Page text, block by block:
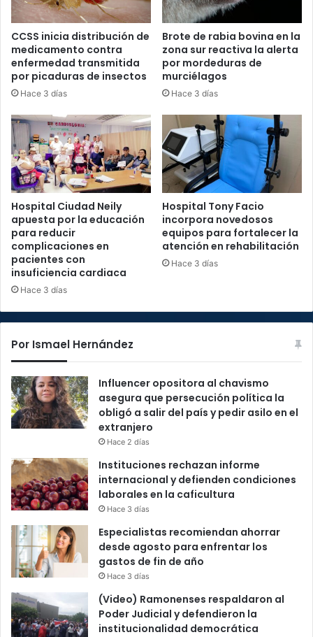
CCSS inicia distribución de
medicamento contra
enfermedad transmitida
por picaduras de insectos
Hace 3 días
Brote de rabia bovina en la
zona sur reactiva la alerta
por mordeduras de
murciélagos
Hace 3 días
Hospital Ciudad Neily
apuesta por la educación
para reducir
complicaciones en
pacientes con
insuficiencia cardiaca
Hace 3 días
Hospital Tony Facio
incorpora novedosos
equipos para fortalecer la
atención en rehabilitación
Hace 3 días
Por Ismael Hernández
Influencer opositora al chavismo
asegura que persecución política la
obligó a salir del país y pedir asilo en el
extranjero
Hace 2 días
Instituciones rechazan informe
internacional y defienden condiciones
laborales en la caficultura
Hace 3 días
Especialistas recomiendan ahorrar
desde agosto para enfrentar los
gastos de fin de año
Hace 3 días
(Video) Ramonenses respaldaron al
Poder Judicial y defendieron la
institucionalidad democrática